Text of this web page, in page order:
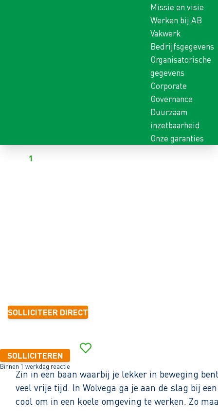
Missie en visie
Werken bij AB
Vakwerk
Bedrijfsgegevens
Organisatorische
gegevens
Corporate
Governance
Duurzaam
inzetbaarheid
Onze garanties
1
SOLLICITEER DIRECT
SOLLICITEREN
Binnen 1 werkdag reactie
Zin in een baan waarbij je lekker in beweging
veel vrije tijd. In Wolvega ga je aan de slag bij
cool om in een koele omgeving te werken. Zo